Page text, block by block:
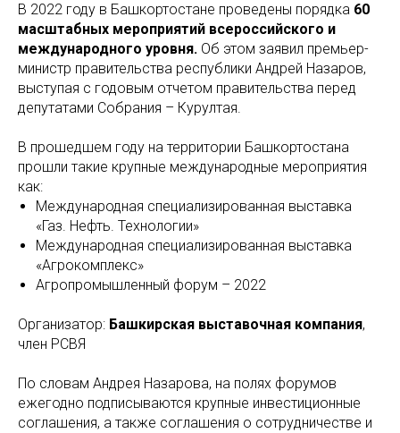
В 2022 году в Башкортостане проведены порядка 60
масштабных мероприятий всероссийского и
международного уровня. Об этом заявил премьер-
министр правительства республики Андрей Назаров,
выступая с годовым отчетом правительства перед
депутатами Собрания – Курултая.
В прошедшем году на территории Башкортостана
прошли такие крупные международные мероприятия
как:
Международная специализированная выставка
«Газ. Нефть. Технологии»
Международная специализированная выставка
«Агрокомплекс»
Агропромышленный форум – 2022
Организатор: Башкирская выставочная компания,
член РСВЯ
По словам Андрея Назарова, на полях форумов
ежегодно подписываются крупные инвестиционные
соглашения, а также соглашения о сотрудничестве и